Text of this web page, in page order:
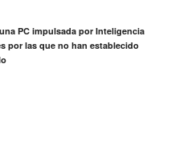
PC impulsada por Inteligencia
por las que no han establecido